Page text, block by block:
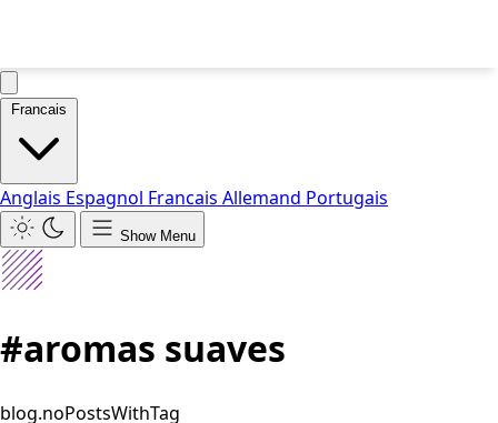
Francais
Anglais Espagnol Francais Allemand Portugais
Show Menu
#aromas suaves
blog.noPostsWithTag